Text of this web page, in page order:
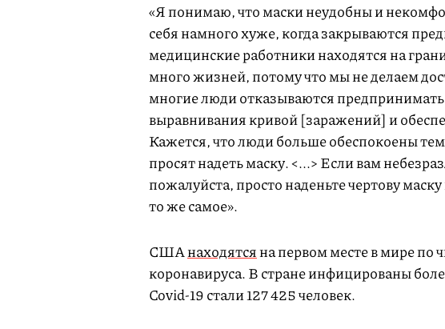
«Я понимаю, что маски неудобны и
себя намного хуже, когда закрываются
медицинские работники находятся на
много жизней, потому что мы не делаем
многие люди отказываются
выравнивания кривой [заражений] и
Кажется, что люди больше обеспокоены
просят надеть маску. <...> Если вам
пожалуйста, просто наденьте чертову
то же самое».
СШАнаходятсяна первом месте в мире по
коронавируса. В стране инфицированы
Covid-19 стали 127 425 человек.